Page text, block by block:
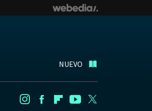
NUEVO
InstagramFacebookFlipboard
Youtube